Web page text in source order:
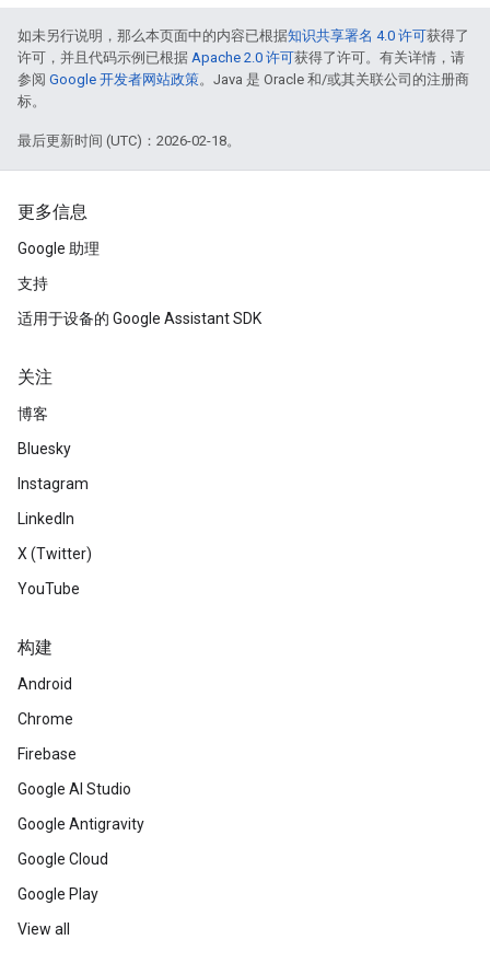
如未另行说明，那么本页面中的内容已根据知识共享署名 4.0 许可获得了
许可，并且代码示例已根据 Apache 2.0 许可获得了许可。有关详情，请
参阅 Google 开发者网站政策。Java 是 Oracle 和/或其关联公司的注册商
标。
最后更新时间 (UTC)：2026-02-18。
更多信息
Google 助理
支持
适用于设备的 Google Assistant SDK
关注
博客
Bluesky
Instagram
LinkedIn
X (Twitter)
YouTube
构建
Android
Chrome
Firebase
Google AI Studio
Google Antigravity
Google Cloud
Google Play
View all